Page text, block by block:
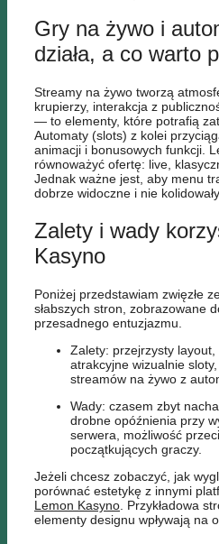
Gry na żywo i
działa, a co warto
Streamy na żywo tworzą
krupierzy, interakcja z
— to elementy, które potrafią
Automaty (slots) z kolei
animacji i bonusowych funkcji.
równoważyć ofertę: live,
Jednak ważne jest, aby menu
dobrze widoczne i nie
Zalety i wady
Kasyno
Poniżej przedstawiam zwięzłe
słabszych stron, zobrazowane
przesadnego entuzjazmu.
Zalety: przejrzysty layout,
atrakcyjne wizualnie
streamów na żywo z
Wady: czasem zbyt
drobne opóźnienia przy
serwera, możliwość
początkujących graczy.
Jeżeli chcesz zobaczyć, jak
porównać estetykę z innymi
Lemon Kasyno . Przykładowa
elementy designu wpływają na